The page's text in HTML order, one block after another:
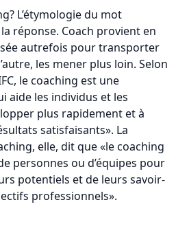
L’étymologie du mot
réponse. Coach provient en
autrefois pour transporter
les mener plus loin. Selon
le coaching est une
aide les individus et les
plus rapidement et à
satisfaisants». La
elle, dit que «le coaching
personnes ou d’équipes pour
potentiels et de leurs savoir-
professionnels».